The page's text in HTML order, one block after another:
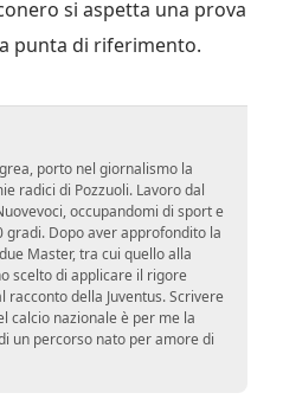
si aspetta una prova
punta di riferimento.
porto nel giornalismo la
radici di Pozzuoli. Lavoro dal
occupandomi di sport e
gradi. Dopo aver approfondito la
Master, tra cui quello alla
scelto di applicare il rigore
della Juventus. Scrivere
calcio nazionale è per me la
un percorso nato per amore di